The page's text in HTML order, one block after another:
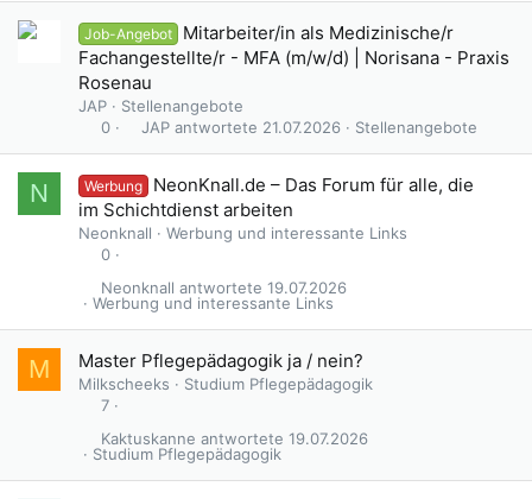
Job-Angebot
Mitarbeiter/in als Medizinische/r
Fachangestellte/r - MFA (m/w/d) | Norisana - Praxis
Rosenau
JAP
Stellenangebote
0
Stellenangebote
21.07.2026
JAP
N Werbung
NeonKnall.de – Das Forum für alle, die
im Schichtdienst arbeiten
Neonknall
Werbung und interessante Links
0
Werbung und interessante Links
19.07.2026
Neonknall
M Master Pflegepädagogik ja / nein?
Milkscheeks
Studium Pflegepädagogik
7
Studium Pflegepädagogik
19.07.2026
Kaktuskanne